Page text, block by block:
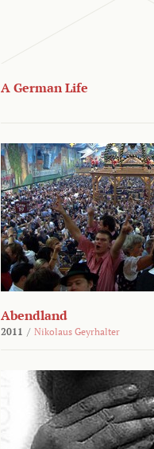
A German Life
Abendland
2011 / Nikolaus Geyrhalter